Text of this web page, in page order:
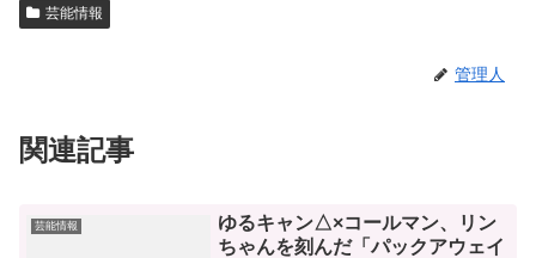
芸能情報
管理人
関連記事
芸能情報
ゆるキャン△×コールマン、リン
ちゃんを刻んだ「パックアウェイ